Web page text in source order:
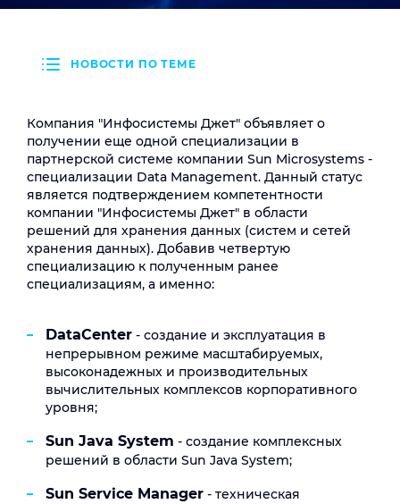
НОВОСТИ ПО ТЕМЕ
Компания "Инфосистемы Джет" объявляет о
получении еще одной специализации в
партнерской системе компании Sun Microsystems -
специализации Data Management. Данный статус
является подтверждением компетентности
компании "Инфосистемы Джет" в области
решений для хранения данных (систем и сетей
хранения данных). Добавив четвертую
специализацию к полученным ранее
специализациям, а именно:
DataCenter - создание и эксплуатация в
непрерывном режиме масштабируемых,
высоконадежных и производительных
вычислительных комплексов корпоративного
уровня;
Sun Java System - создание комплексных
решений в области Sun Java System;
Sun Service Manager - техническая